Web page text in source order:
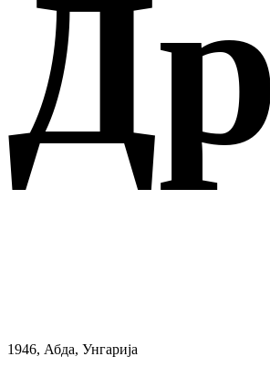
1946, Абда, Унгарија